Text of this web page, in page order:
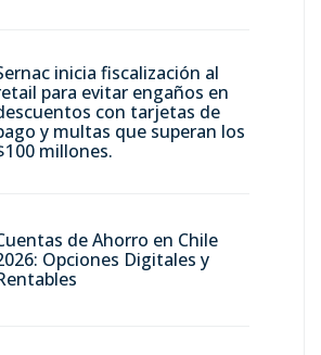
inicia fiscalización al
para evitar engaños en
con tarjetas de
y multas que superan los
millones.
de Ahorro en Chile
Opciones Digitales y